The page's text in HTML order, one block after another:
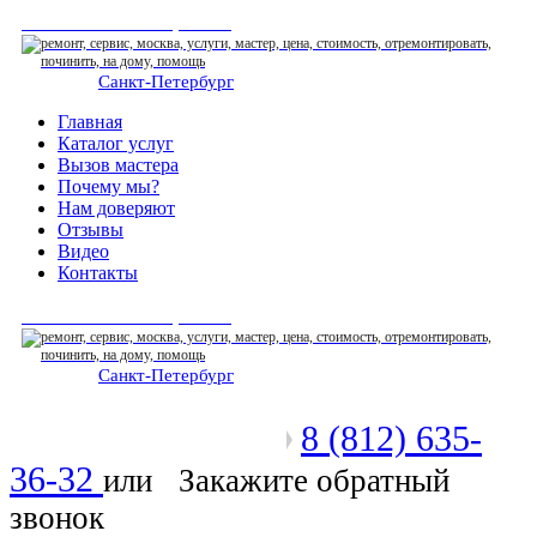
Санкт-Петербург
Главная
Каталог услуг
Вызов мастера
Почему мы?
Нам доверяют
Отзывы
Видео
Контакты
Санкт-Петербург
8 (812) 635-
36-32 или
Закажите обратный
звонок